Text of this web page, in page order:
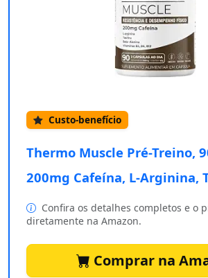
Custo-benefício
Thermo Muscle Pré-Treino,
200mg Cafeína, L-Arginina,
Confira os detalhes completos e o
diretamente na Amazon.
Comprar na